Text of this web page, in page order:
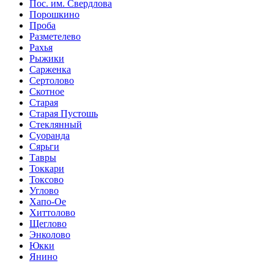
Пос. им. Свердлова
Порошкино
Проба
Разметелево
Рахья
Рыжики
Сарженка
Сертолово
Скотное
Старая
Старая Пустошь
Стеклянный
Суоранда
Сярьги
Тавры
Токкари
Токсово
Углово
Хапо-Ое
Хиттолово
Щеглово
Энколово
Юкки
Янино